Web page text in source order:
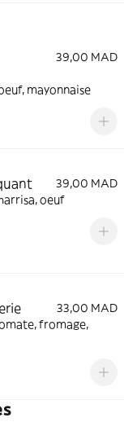
39,00 MAD
mayonnaise
39,00 MAD
oeuf
33,00 MAD
fromage,